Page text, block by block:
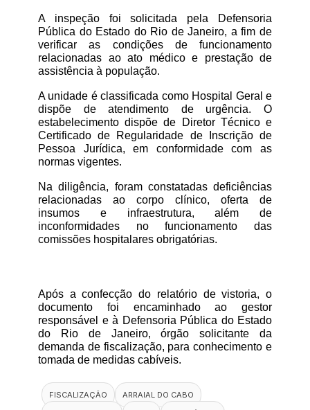
A inspeção foi solicitada pela Defensoria
Pública do Estado do Rio de Janeiro, a fim de
verificar as condições de funcionamento
relacionadas ao ato médico e prestação de
assistência à população.
A unidade é classificada como Hospital Geral e
dispõe de atendimento de urgência. O
estabelecimento dispõe de Diretor Técnico e
Certificado de Regularidade de Inscrição de
Pessoa Jurídica, em conformidade com as
normas vigentes.
Na diligência, foram constatadas deficiências
relacionadas ao corpo clínico, oferta de
insumos e infraestrutura, além de
inconformidades no funcionamento das
comissões hospitalares obrigatórias.
Após a confecção do relatório de vistoria, o
documento foi encaminhado ao gestor
responsável e à Defensoria Pública do Estado
do Rio de Janeiro, órgão solicitante da
demanda de fiscalização, para conhecimento e
tomada de medidas cabíveis.
FISCALIZAÇÃO
ARRAIAL DO CABO